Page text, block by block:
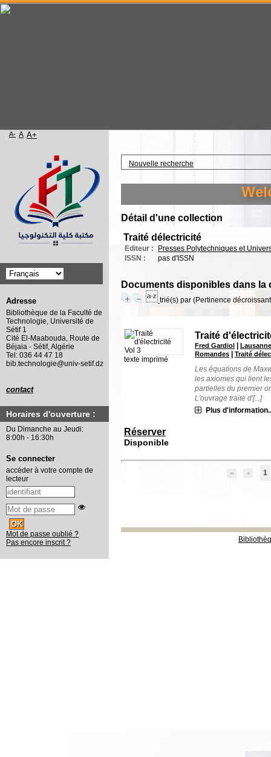
Nouvelle recherche
Détail d'une collection
Traité délectricité
Editeur :
Presses Polytechniques et
ISSN :
pas d'ISSN
Documents disponibles dans la
trié(s) par (Pertinence
texte imprimé
Traité
Fred Gardiol |
Romandes |Traité
Les équations de
les axiomes qui lient
partielles du premier
L'ouvrage traite d'[...]
Plus
Réserver
Disponible
1
Accueil
A- A A+
Adresse
Bibliothèque de la Faculté de
Technologie, Université de
Sétif 1
Cité El-Maabouda, Route de
Béjaia - Sétif, Algérie
Tel: 036 44 47 18
bib.technologie@univ-setif.dz
contact
Horaires d'ouverture :
Du Dimanche au Jeudi:
8:00h - 16:30h
Se connecter
accéder à votre compte de
lecteur
Mot de passe oublié ?
Pas encore inscrit ?